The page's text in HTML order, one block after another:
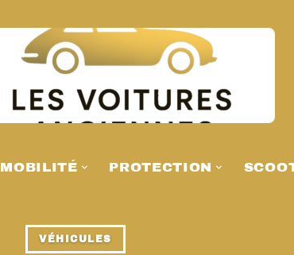
MOBILITÉ PROTECTION
VÉHICULES